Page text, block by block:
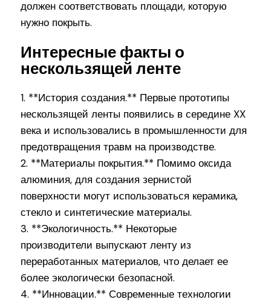
должен соответствовать площади, которую
нужно покрыть.
Интересные факты о
нескользящей ленте
1. **История создания.** Первые прототипы
нескользящей ленты появились в середине XX
века и использовались в промышленности для
предотвращения травм на производстве.
2. **Материалы покрытия.** Помимо оксида
алюминия, для создания зернистой
поверхности могут использоваться керамика,
стекло и синтетические материалы.
3. **Экологичность.** Некоторые
производители выпускают ленту из
переработанных материалов, что делает ее
более экологически безопасной.
4. **Инновации.** Современные технологии